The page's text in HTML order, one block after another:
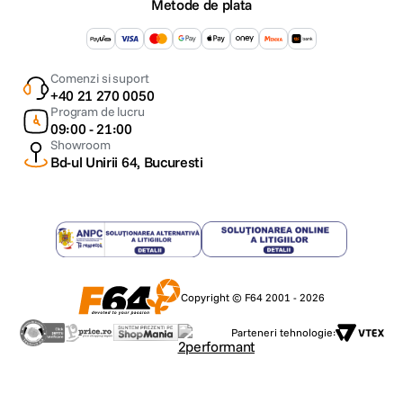
pictura, scrisul de mana si luarea de notite - intuitiv, precis si magic. Toate
suport pentru respingerea palmei. Iar Apple Pencil Pro adauga si mai
multe capabilitati pentru a da viata ideilor tale ca niciodata.
*Accesoriile se vand separat.
Metode de plata
Comenzi si suport
+40 21 270 0050
Program de lucru
09:00 - 21:00
Showroom
Bd-ul Unirii 64, Bucuresti
Copyright © F64 2001 - 2026
Parteneri tehnologie: